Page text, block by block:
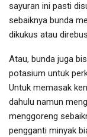
sayuran ini pasti
sebaiknya bunda
dikukus atau
Atau, bunda juga
potasium untuk
Untuk memasak
dahulu namun
menggoreng
pengganti minyak